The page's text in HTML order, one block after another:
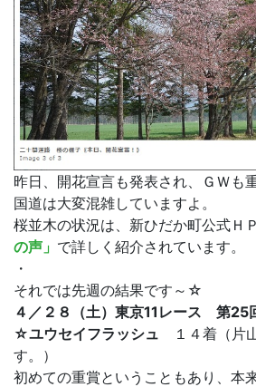
昨日、開花宣言も発表され、ＧＷも
国道は大変混雑していますよ。
桜並木の状況は、新ひだか町公式Ｈ
の声」 で詳しく紹介されています。
・
それでは先週の結果です～☆
４／２８（土）東京11レース 第25
☆ユウセイフラッシュ １４着（片
す。）
初めての重賞ということもあり、本